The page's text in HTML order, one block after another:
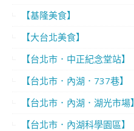
【基隆美食】
【大台北美食】
【台北市．中正紀念堂站】
【台北市．內湖．737巷】
【台北市．內湖．湖光市場】
【台北市．內湖科學園區】